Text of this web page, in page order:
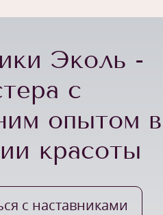
Эколь -
с
опытом в
красоты
с наставниками